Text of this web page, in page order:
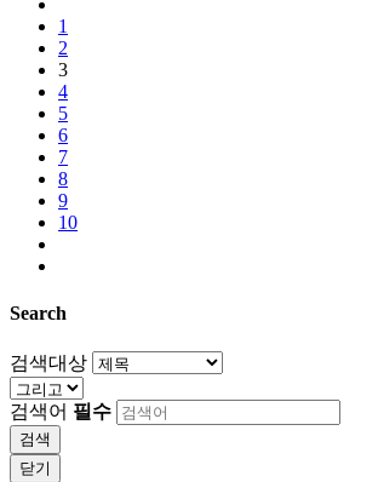
1
2
3
4
5
6
7
8
9
10
Search
검색대상
검색어 필수
검색
닫기